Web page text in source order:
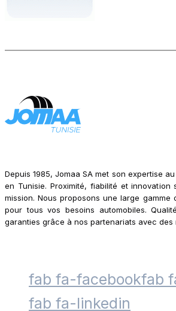
Depuis 1985, Jomaa SA met son expertise
en Tunisie. Proximité, fiabilité et
mission. Nous proposons une large gamme
pour tous vos besoins automobiles.
garanties grâce à nos partenariats avec des
fab fa-facebookfab
fab fa-linkedin